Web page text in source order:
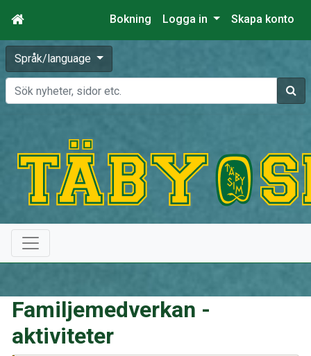
Bokning Logga in Skapa konto
Språk/language
Sök
Familjemedverkan -
aktiviteter